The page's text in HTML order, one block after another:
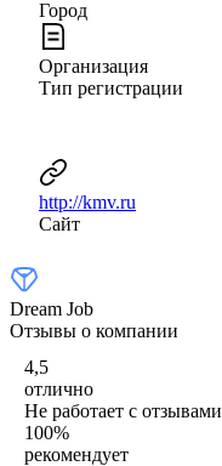
Город
Организация
Тип регистрации
http://kmv.ru
Сайт
Dream Job
Отзывы о компании
4,5
отлично
Не работает с отзывами
100%
рекомендует